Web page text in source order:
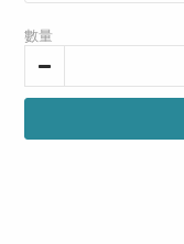
數量